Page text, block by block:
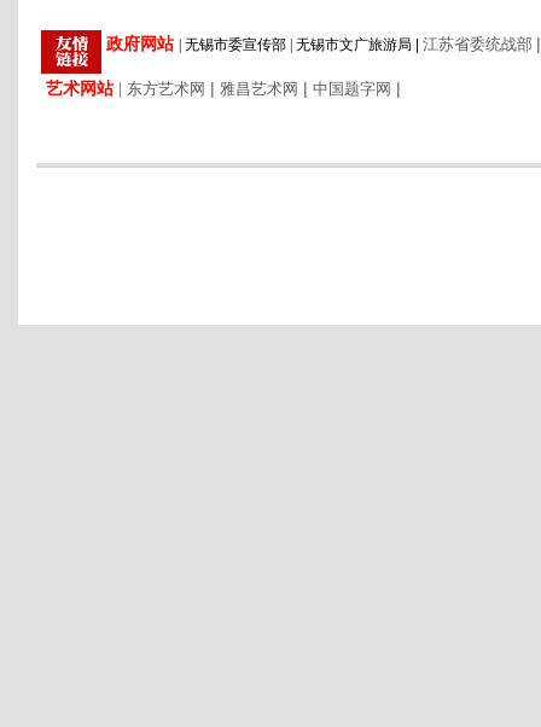
政府网站 无锡市委宣传部 无锡市文广旅游局 江苏省委统战部 |
艺术网站 东方艺术网 | 雅昌艺术网 | 中国题字网 |